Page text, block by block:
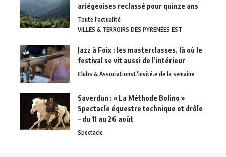
ariégeoises reclassé pour quinze ans
Toute l'actualité
VILLES & TERROIRS DES PYRÉNÉES EST
Jazz à Foix : les masterclasses, là où le
festival se vit aussi de l’intérieur
Clubs & AssociationsL'invité.e de la semaine
Saverdun : « La Méthode Bolino »
Spectacle équestre technique et drôle
– du 11 au 26 août
Spectacle